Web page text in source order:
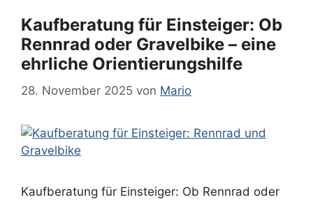
Kaufberatung für Einsteiger: Ob
Rennrad oder Gravelbike – eine
ehrliche Orientierungshilfe
28. November 2025 von Mario
Kaufberatung für Einsteiger: Ob Rennrad oder